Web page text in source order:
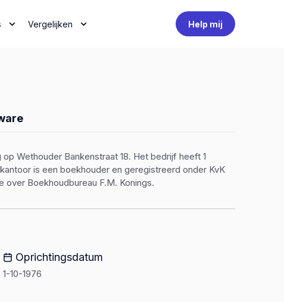
Vergelijken Help mij
Wethouder Bankenstraat 18. Het bedrijf heeft 1
is een boekhouder en geregistreerd onder KvK
over Boekhoudbureau F.M. Konings.
Oprichtingsdatum
1-10-1976